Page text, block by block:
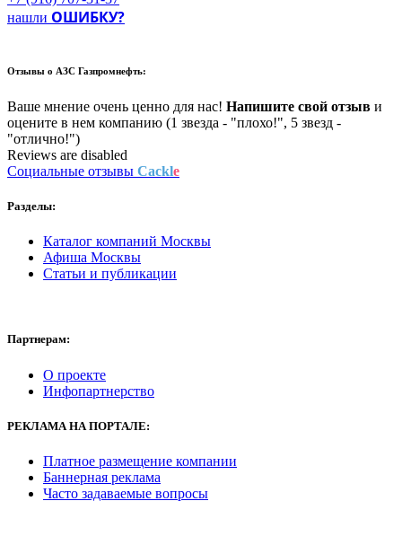
нашли ОШИБКУ?
Отзывы о АЗС Газпромнефть:
Ваше мнение очень ценно для нас! Напишите свой отзыв и
оцените в нем компанию (1 звезда - "плохо!", 5 звезд -
"отлично!")
Reviews are disabled
Социальные отзывы Cackle
Разделы:
Каталог компаний Москвы
Афиша Москвы
Статьи и публикации
Партнерам:
О проекте
Инфопартнерство
РЕКЛАМА НА ПОРТАЛЕ:
Платное размещение компании
Баннерная реклама
Часто задаваемые вопросы